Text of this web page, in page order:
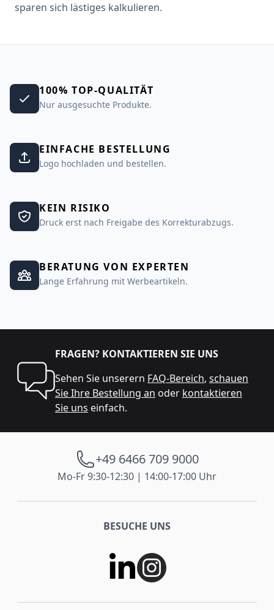
sparen sich lästiges kalkulieren.
100% TOP-QUALITÄT
Nur ausgesuchte Produkte.
EINFACHE BESTELLUNG
Logo hochladen und bestellen.
KEIN RISIKO
Druck erst nach Freigabe des Korrekturabzugs.
BERATUNG VON EXPERTEN
Lange Erfahrung mit Werbeartikeln.
FRAGEN? KONTAKTIEREN SIE UNS
Sehen Sie unserern FAQ-Bereich, schauen
Sie Ihre Bestellung an oder kontaktieren
Sie uns einfach.
+49 6466 709 9000
Mo-Fr 9:30-12:30 | 14:00-17:00 Uhr
BESUCHE UNS